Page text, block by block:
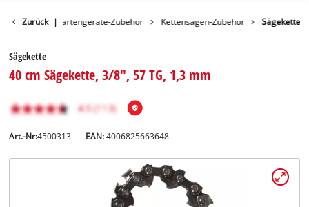
Zurück |
Zubehör Gartengeräte-Zubehör Kettensägen-Zubehör Sägekette
Sägekette
40 cm Sägekette, 3/8", 57 TG, 1,3 mm
Art.-Nr:4500313 EAN:4006825663648